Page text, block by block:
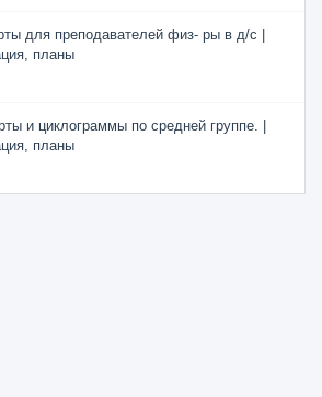
для преподавателей физ- ры в д/с |
планы
и циклограммы по средней группе. |
планы